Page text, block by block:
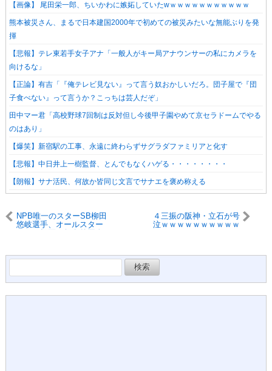
【画像】 尾田栄一郎、ちいかわに嫉妬していたwｗｗｗｗｗｗｗｗｗｗｗ
熊本被災さん、まるで日本建国2000年で初めての被災みたいな無能ぶりを発
揮
【悲報】テレ東若手女子アナ「一般人がキー局アナウンサーの私にカメラを
向けるな」
【正論】有吉「『俺テレビ見ない』って言う奴おかしいだろ。団子屋で『団
子食べない』って言うか？こっちは芸人だぞ」
田中マー君「高校野球7回制は反対但し今後甲子園やめて京セラドームでやる
のはあり」
【爆笑】新宿駅の工事、永遠に終わらずサグラダファミリアと化す
【悲報】中日井上一樹監督、とんでもなくハゲる・・・・・・・・
【朗報】サナ活民、何故か皆同じ文言でサナエを褒め称える
NPB唯一のスターSB柳田
悠岐選手、オールスター
４三振の阪神・立石が号
泣ｗｗｗｗｗｗｗｗｗｗ
索: